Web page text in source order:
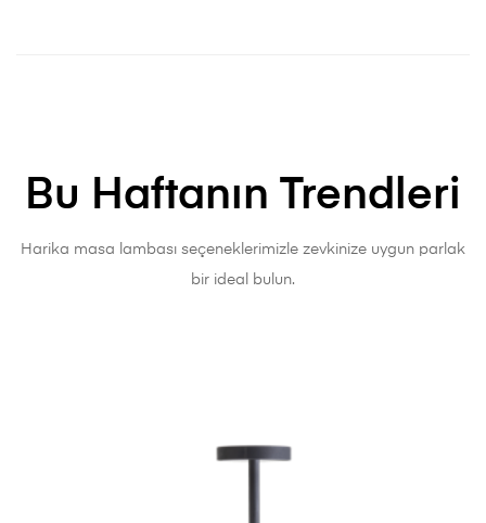
Bu Haftanın Trendleri
Harika masa lambası seçeneklerimizle zevkinize uygun parlak
bir ideal bulun.